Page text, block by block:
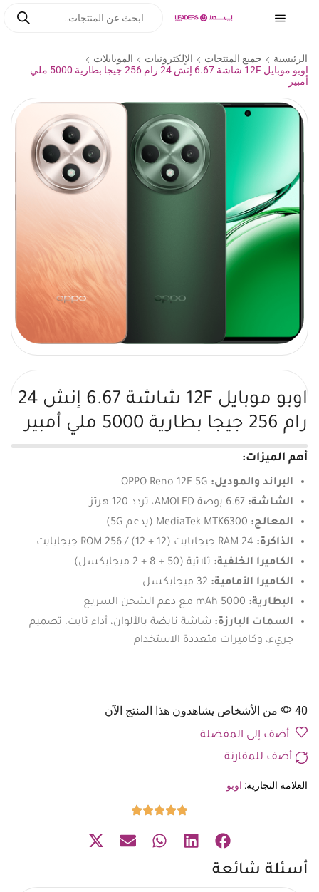
الرئيسية جميع المنتجات الإلكترونيات
الموبايلات
اوبو موبايل 12F شاشة 6.67 إنش 24 رام 256 جيجا بطارية 5000 ملي
أمبير
اوبو موبايل 12F شاشة 6.67 إنش 24
رام 256 جيجا بطارية 5000 ملي أمبير
أهم الميزات:
البراند والموديل:
الشاشة:
المعالج:
الذاكرة:
الكاميرا الخلفية: ثلاثية (50 + 8 + 2 ميجابكسل)
الكاميرا الأمامية:
البطارية:
السمات البارزة: شاشة نابضة بالألوان، أداء ثابت، تصميم
جريء، وكاميرات متعددة الاستخدام
40 من الأشخاص يشاهدون هذا المنتج الآن
أضف إلى المفضلة
أضف للمقارنة
العلامة التجارية: اوبو
أسئلة شائعة